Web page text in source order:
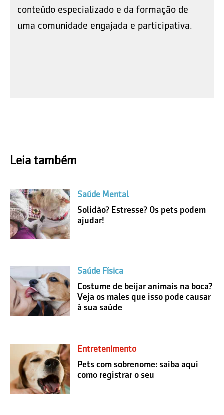
conteúdo especializado e da formação de
uma comunidade engajada e participativa.
Leia também
Saúde Mental
Solidão? Estresse? Os pets podem
ajudar!
Saúde Física
Costume de beijar animais na boca?
Veja os males que isso pode causar
à sua saúde
Entretenimento
Pets com sobrenome: saiba aqui
como registrar o seu